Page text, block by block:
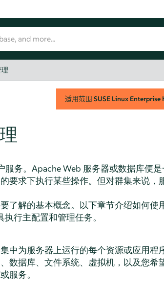
适用范围 SUSE Linux
服务。Apache Web 服务器或数据库便
要求下执行某些操作。但对群集来说，
了解的基本概念。以下章节介绍如何使
行主配置和管理任务。
中为服务器上运行的每个资源或应用程
数据库、文件系统、虚拟机，以及您希
服务。